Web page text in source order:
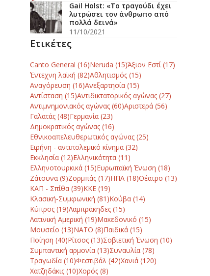
Gail Holst: «Το τραγούδι έχει
λυτρώσει τον άνθρωπο από
πολλά δεινά»
11/10/2021
Ετικέτες
Canto General (16)Neruda (15)Άξιον Εστί(17)
Έντεχνη λαϊκή (82)Αθλητισμός(15)
Αναγόρευση (16)Ανεξαρτησία(15)
Αντίσταση (15)Αντιδικτατορικός αγώνας(27)
Αντιμνημονιακός αγώνας(60)Αριστερά(56)
Γαλατάς(48)Γερμανία(23)
Δημοκρατικός αγώνας(16)
Εθνικοαπελευθερωτικός αγώνας(25)
Ειρήνη - αντιπολεμικό κίνημα(32)
Εκκλησία(12)Ελληνικότητα(11)
Ελληνοτουρκικά(15)Ευρωπαϊκή Ένωση (18)
Ζάτουνα(9)Ζορμπάς(17)ΗΠΑ(18)Θέατρο (13)
ΚΑΠ - Σπίθα(39)ΚΚΕ(19)
Κλασική-Συμφωνική (81)Κούβα(14)
Κύπρος(19)Λαμπράκηδες(15)
Λατινική Αμερική (19)Μακεδονικό (15)
Μουσείο (13)ΝΑΤΟ (8)Παιδικά(15)
Ποίηση (40)Ρίτσος(13)Σοβιετική Ένωση (10)
Συμπαντική αρμονία(13)Συναυλία(78)
Τραγωδία(10)Φεστιβάλ(42)Χανιά(120)
Χατζηδάκις(10)Χορός(8)